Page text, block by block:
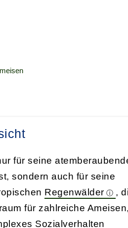
für seine
sondern auch für seine
Regenwälder
,
für zahlreiche
Sozialverhalten